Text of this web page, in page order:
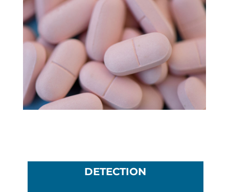
DETECTION